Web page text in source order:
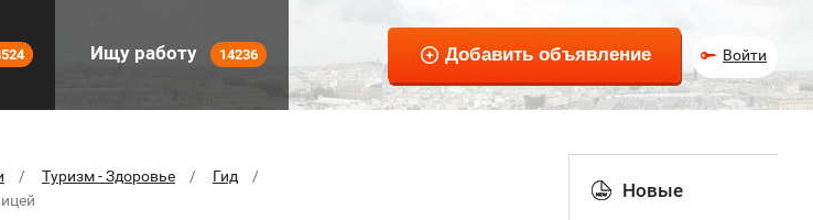
Ищу работу 14236 Войти
Туризм - Здоровье
Гид
Новые